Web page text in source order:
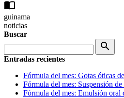
import_contacts
guinama
noticias
Buscar
search
Entradas recientes
Fórmula del mes: Gotas óticas
Fórmula del mes: Suspensión de
Fórmula del mes: Emulsión oral